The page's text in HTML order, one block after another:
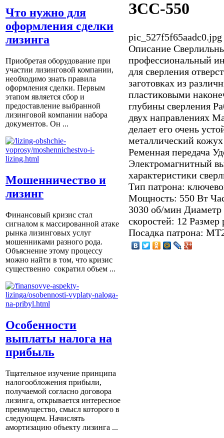
Что нужно для
оформления сделки
лизинга
Приобретая оборудование при
участии лизинговой компании,
необходимо знать правила
оформления сделки. Первым
этапом является сбор и
предоставление выбранной
лизинговой компании набора
документов. Он ...
Мошенничество и
лизинг
Финансовый кризис стал
сигналом к массированной атаке
рынка лизинговых услуг
мошенниками разного рода.
Объяснение этому процессу
можно найти в том, что кризис
существенно сократил объем ...
Особенности
выплаты налога на
прибыль
Тщательное изучение принципа
налогообложения прибыли,
получаемой согласно договора
лизинга, открывается интересное
преимущество, смысл которого в
следующем. Начислять
амортизацию объекту лизинга ...
ЗСС-550
pic_527f5f65aadc0.jpg
Описание
профессиональный
для сверления
заготовках из
пластиковыми
глубины сверления
двух направлениях
делает его очень
металлический
Ременная передача
Электромагнитный
характеристики
Тип патрона:
Мощность: 550 Вт
3030 об/мин
скоростей: 12
Посадка патрона: